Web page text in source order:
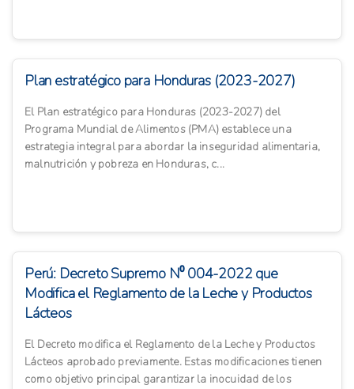
Plan estratégico para Honduras (2023-2027)
El Plan estratégico para Honduras (2023-2027) del
Programa Mundial de Alimentos (PMA) establece una
estrategia integral para abordar la inseguridad alimentaria,
malnutrición y pobreza en Honduras, c...
Perú: Decreto Supremo N⁰ 004-2022 que
Modifica el Reglamento de la Leche y Productos
Lácteos
El Decreto modifica el Reglamento de la Leche y Productos
Lácteos aprobado previamente. Estas modificaciones tienen
como objetivo principal garantizar la inocuidad de los